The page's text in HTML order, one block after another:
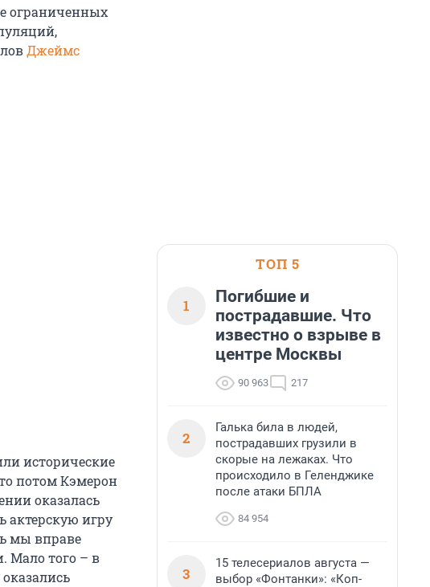
ограниченных
Джеймс
исторические
потом Кэмерон
оказалась
актерскую игру
мы вправе
Мало того – в
ТОП 5
1
Погибшие и
пострадавшие. Что
известно о взрыве в
центре Москвы
90 963 217
2
Галька била в людей,
пострадавших грузили в
скорые на лежаках. Что
происходило в Геленджике
после атаки БПЛА
84 954
3
15 телесериалов августа —
выбор «Фонтанки»: «Коп-